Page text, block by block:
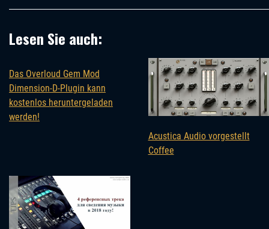
Lesen Sie auch:
Das Overloud Gem Mod
Dimension-D-Plugin kann
kostenlos heruntergeladen
werden!
Acustica Audio vorgestellt
Coffee